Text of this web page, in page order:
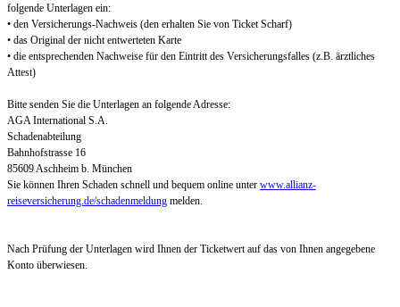
folgende Unterlagen ein:
• den Versicherungs-Nachweis (den erhalten Sie von Ticket Scharf)
• das Original der nicht entwerteten Karte
• die entsprechenden Nachweise für den Eintritt des Versicherungsfalles (z.B. ärztliches
Attest)
Bitte senden Sie die Unterlagen an folgende Adresse:
AGA International S.A.
Schadenabteilung
Bahnhofstrasse 16
85609 Aschheim b. München
Sie können Ihren Schaden schnell und bequem online unter www.allianz-
reiseversicherung.de/schadenmeldung melden.
Nach Prüfung der Unterlagen wird Ihnen der Ticketwert auf das von Ihnen angegebene
Konto überwiesen.